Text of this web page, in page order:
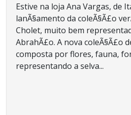
Estive na loja Ana Vargas, de
lanÃ§amento da coleÃ§Ã£o
Cholet, muito bem
AbrahÃ£o. A nova coleÃ§Ã£o
composta por flores, fauna,
representando a selva...